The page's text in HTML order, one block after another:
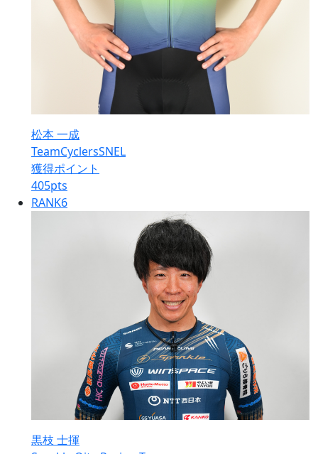
松本 一成
TeamCyclersSNEL
獲得ポイント
405pts
RANK6
黒枝 士揮